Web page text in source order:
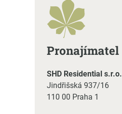
Pronajímatel
SHD Residential s.r.o.
Jindřišská 937/16
110 00 Praha 1